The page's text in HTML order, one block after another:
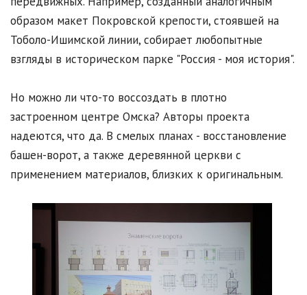
образом макет Покровской крепости, стоявшей на
Тоболо-Ишимской линии, собирает любопытные
взгляды в историческом парке "Россия - моя история".
Но можно ли что-то воссоздать в плотно
застроенном центре Омска? Авторы проекта
надеются, что да. В смелых планах - восстановление
башен-ворот, а также деревянной церкви с
применением материалов, близких к оригинальным.